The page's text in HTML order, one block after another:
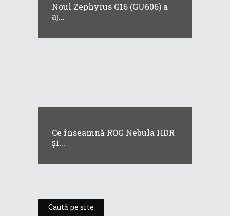
Noul Zephyrus G16 (GU606) a
aj...
Ce înseamnă ROG Nebula HDR
și...
Caută pe site